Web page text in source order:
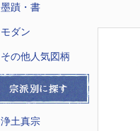
墨蹟・書
モダン
その他人気図柄
浄土真宗